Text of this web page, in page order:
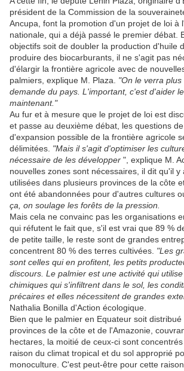
président de la Commission de la
Ancupa, font la promotion d'un projet de loi à
nationale, qui a déjà passé le premier débat.
objectifs soit de doubler la production d'huile
produire des biocarburants, il ne s'agit pas
d'élargir la frontière agricole avec de
palmiers, explique M. Plaza. "On le verra
demande du pays. L'important, c'est d'aider
maintenant."
Au fur et à mesure que le projet de loi est
et passe au deuxième débat, les questions
d'expansion possible de la frontière agricole
délimitées. "Mais il s'agit d'optimiser les
nécessaire de les développer ", explique M.
nouvelles zones sont nécessaires, il dit qu'il y
utilisées dans plusieurs provinces de la côte
ont été abandonnées pour d'autres cultures
ça, on soulage les forêts de la pression.
Mais cela ne convainc pas les organisations
qui réfutent le fait que, s'il est vrai que 89 %
de petite taille, le reste sont de grandes
concentrent 80 % des terres cultivées. "Les
sont celles qui en profitent, les petits
discours. Le palmier est une activité qui
chimiques qui s'infiltrent dans le sol, les
précaires et elles nécessitent de grandes
Nathalia Bonilla d'Action écologique.
Bien que le palmier en Equateur soit
provinces de la côte et de l'Amazonie,
hectares, la moitié de ceux-ci sont
raison du climat tropical et du sol approprié
monoculture. C'est peut-être pour cette